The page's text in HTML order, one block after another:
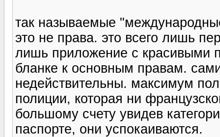
так называемые
это не права. это всего лишь
лишь приложение с красивыми
бланке к основным правам.
недействительны. максимум
полиции, которая ни
большому счету увидев
паспорте, они успокаиваются.